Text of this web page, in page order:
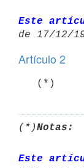
Este
de 17/12/
Artículo 2
   (*)
(*)Notas:
Este